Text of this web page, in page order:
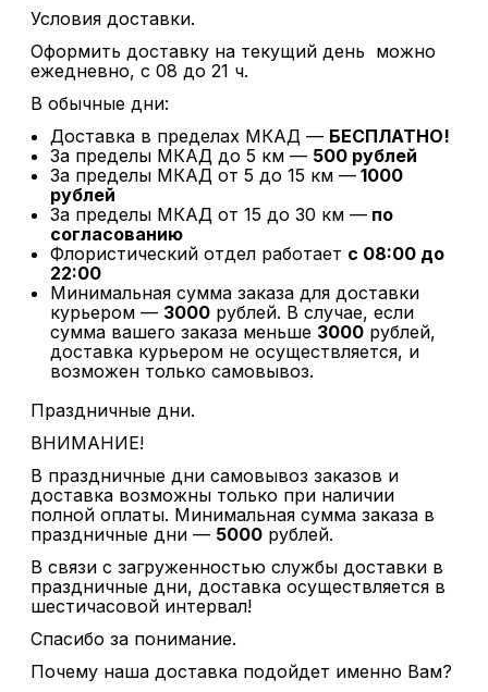
Условия доставки.
Оформить доставку на текущий день можно
ежедневно, с 08 до 21 ч.
В обычные дни:
Доставка в пределах МКАД — БЕСПЛАТНО!
За пределы МКАД до 5 км — 500 рублей
За пределы МКАД от 5 до 15 км —1000
рублей
За пределы МКАД от 15 до 30 км —по
согласованию
Флористический отдел работает с 08:00 до
22:00
Минимальная сумма заказа для доставки
курьером — 3000рублей. В случае, если
сумма вашего заказа меньше 3000рублей,
доставка курьером не осуществляется, и
возможен только самовывоз.
Праздничные дни.
ВНИМАНИЕ!
В праздничные дни самовывоз заказов и
доставка возможны только при наличии
полной оплаты. Минимальная сумма заказа в
праздничные дни — 5000рублей.
В связи с загруженностью службы доставки в
праздничные дни, доставка осуществляется в
шестичасовой интервал!
Спасибо за понимание.
Почему наша доставка подойдет именно Вам?